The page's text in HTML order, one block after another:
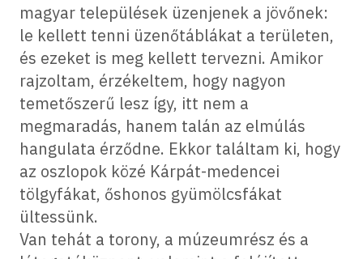
magyar települések üzenjenek a jövőnek:
le kellett tenni üzenőtáblákat a területen,
és ezeket is meg kellett tervezni. Amikor
rajzoltam, érzékeltem, hogy nagyon
temetőszerű lesz így, itt nem a
megmaradás, hanem talán az elmúlás
hangulata érződne. Ekkor találtam ki, hogy
az oszlopok közé Kárpát-medencei
tölgyfákat, őshonos gyümölcsfákat
ültessünk.
Van tehát a torony, a múzeumrész és a